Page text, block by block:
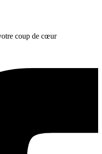
coup de cœur